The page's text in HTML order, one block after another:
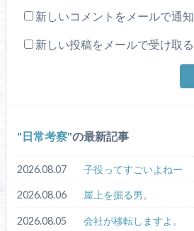
新しいコメントをメールで通知
新しい投稿をメールで受け取る
日常考察 の最新記事
2026.08.07 子役ってすごいよねー
2026.08.06 屋上を掘る男。
2026.08.05 会社が移転しますよ。